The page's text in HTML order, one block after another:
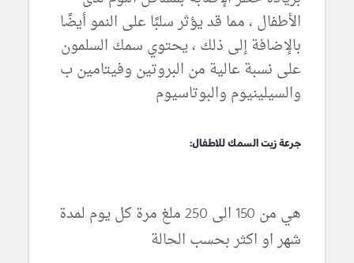
الأطفال ، مما قد يؤثر سلبًا على النمو أيضًا
بالإضافة إلى ذلك ، يحتوي سمك السلمون
على نسبة عالية من البروتين وفيتامين ب
والسيلينيوم والبوتاسيوم
جرعة زيت السمك للاطفال:
هي من 150 الى 250 ملغ مرة كل يوم لمدة
شهر او اكثر بحسب الحالة